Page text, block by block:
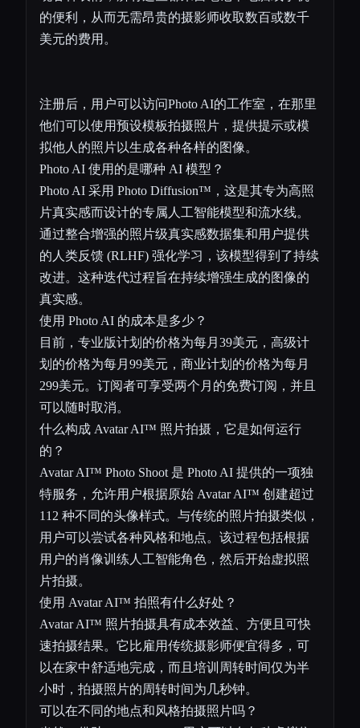
的便利，从而无需昂贵的摄影师收取数百或数千
美元的费用。
注册后，用户可以访问Photo AI的工作室，在那里
他们可以使用预设模板拍摄照片，提供提示或模
拟他人的照片以生成各种各样的图像。
Photo AI 使用的是哪种 AI 模型？
Photo AI 采用 Photo Diffusion™，这是其专为高照
片真实感而设计的专属人工智能模型和流水线。
通过整合增强的照片级真实感数据集和用户提供
的人类反馈 (RLHF) 强化学习，该模型得到了持续
改进。这种迭代过程旨在持续增强生成的图像的
真实感。
使用 Photo AI 的成本是多少？
目前，专业版计划的价格为每月39美元，高级计
划的价格为每月99美元，商业计划的价格为每月
299美元。订阅者可享受两个月的免费订阅，并且
可以随时取消。
什么构成 Avatar AI™ 照片拍摄，它是如何运行
的？
Avatar AI™ Photo Shoot 是 Photo AI 提供的一项独
特服务，允许用户根据原始 Avatar AI™ 创建超过
112 种不同的头像样式。与传统的照片拍摄类似，
用户可以尝试各种风格和地点。该过程包括根据
用户的肖像训练人工智能角色，然后开始虚拟照
片拍摄。
使用 Avatar AI™ 拍照有什么好处？
Avatar AI™ 照片拍摄具有成本效益、方便且可快
速拍摄结果。它比雇用传统摄影师便宜得多，可
以在家中舒适地完成，而且培训周转时间仅为半
小时，拍摄照片的周转时间为几秒钟。
可以在不同的地点和风格拍摄照片吗？